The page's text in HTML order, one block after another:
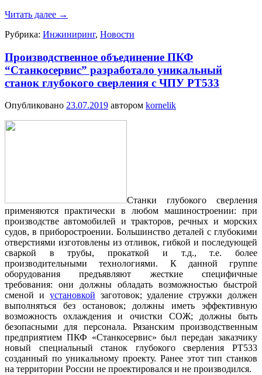
Читать далее →
Рубрика: Инжиниринг, Новости
Производственное объединение ПКФ
“Станкосервис” разработало уникальный
станок глубокого сверления с ЧПУ РТ533
Опубликовано 23.07.2019 автором kornelik
Станки глубокого сверления
применяются практически в любом машиностроении: при
производстве автомобилей и тракторов, речных и морских
судов, в приборостроении. Большинство деталей с глубокими
отверстиями изготовлены из отливок, гибкой и последующей
сваркой в трубы, прокаткой и т.д., т.е. более
производительными технологиями. К данной группе
оборудования предъявляют жесткие специфичные
требования: они должны обладать возможностью быстрой
сменой и установкой заготовок; удаление стружки должен
выполняться без остановок; должны иметь эффективную
возможность охлаждения и очистки СОЖ; должны быть
безопасными для персонала. Рязанским производственным
предприятием ПКФ «Станкосервис» был передан заказчику
новый специальный станок глубокого сверления РТ533
созданный по уникальному проекту. Ранее этот тип станков
на территории России не проектировался и не производился.